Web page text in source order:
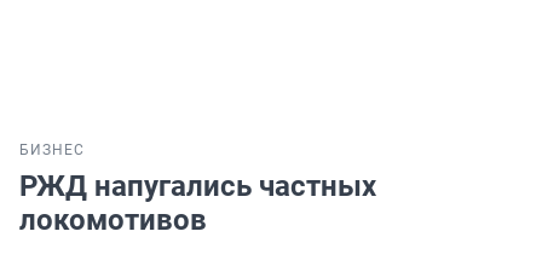
БИЗНЕС
РЖД напугались частных
локомотивов